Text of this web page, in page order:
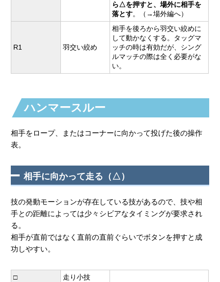
ら△を押すと、場外に相手を
落とす。（→場外編へ）
R1 羽交い絞め
相手を後ろから羽交い絞めに
して動かなくする。タッグマ
ッチの時は有効だが、シング
ルマッチの際は全く必要がな
い。
ハンマースルー
相手をロープ、またはコーナーに向かって投げた後の操作
表。
相手に向かって走る（△）
技の発動モーションが存在している技があるので、技や相
手との距離によっては少々シビアなタイミングが要求され
る。
相手が直前ではなく直前の直前ぐらいでボタンを押すと成
功しやすい。
□
走り小技